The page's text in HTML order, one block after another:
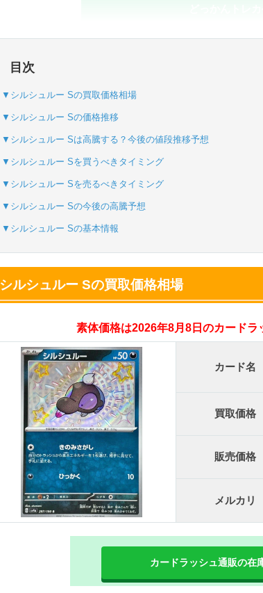
オリパスタジアム
・atone・ペイディ対応！
・新規登録で6種類アド確解禁
・新規登録で無料100連できる！
・初回購入は500coinが50円
オリくじ公
TORAオリパ
・リリース1周年イベント開催中！
・新規登録で最大90%OFF
初回登録で4
目次
▼シルシュルー Sの買取価格相場
▼シルシュルー Sの価格推移
▼シルシュルー Sは高騰する？今後の値段推移予想
▼シルシュルー Sを買うべきタイミング
▼シルシュルー Sを売るべきタイミング
▼シルシュルー Sの今後の高騰予想
▼シルシュルー Sの基本情報
シルシュルー Sの買取価格相場
素体価格は2026年8月8日のカードラ
カード名
買取価格
販売価格
メルカリ
カードラッシュ通販の在